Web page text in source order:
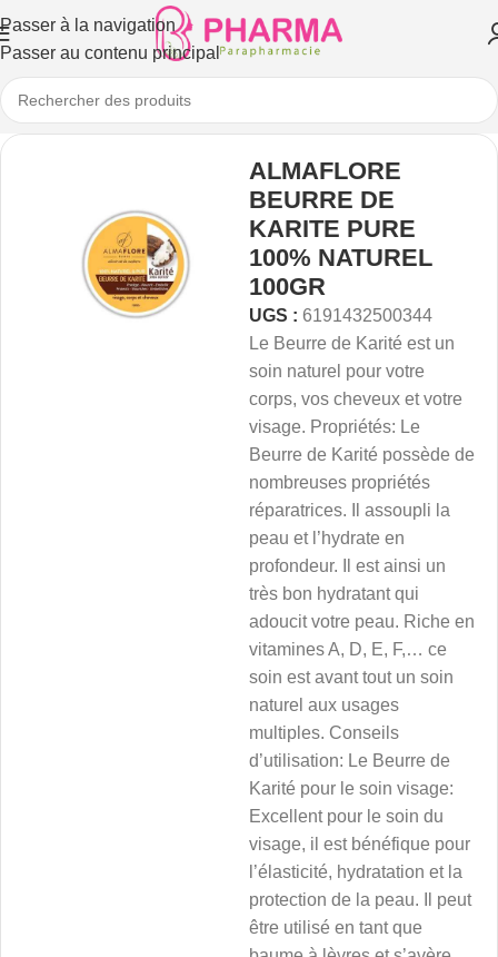
Passer à la navigation
Passer au contenu principal
ALMAFLORE
BEURRE DE
KARITE PURE
100% NATUREL
100GR
UGS : 6191432500344
Le Beurre de Karité est un
soin naturel pour votre
corps, vos cheveux et votre
visage. Propriétés: Le
Beurre de Karité possède de
nombreuses propriétés
réparatrices. Il assoupli la
peau et l ’hydrate en
profondeur. Il est ainsi un
très bon hydratant qui
adoucit votre peau. Riche en
vitamines A, D, E, F,… ce
soin est avant tout un soin
naturel aux usages
multiples. Conseils
d’utilisation: Le Beurre de
Karité pour le soin visage:
Excellent pour le soin du
visage, il est bénéfique pour
l’élasticité, hydratation et la
protection de la peau. Il peut
être utilisé en tant que